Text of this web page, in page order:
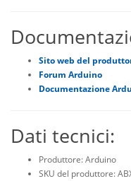
Sito web del
Forum Arduino
Documentazione
Dati tecnici:
Produttore: Arduino
SKU del produttore: